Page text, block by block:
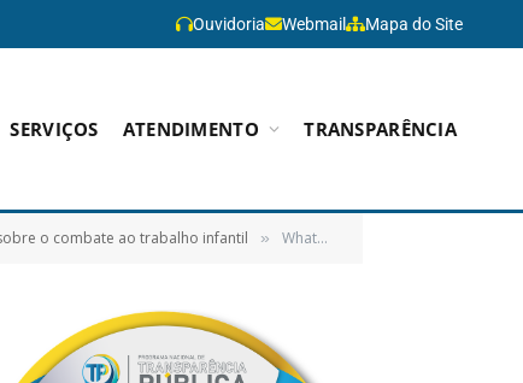
Ouvidoria Webmail Mapa do Site
SERVIÇOS ATENDIMENTO TRANSPARÊNCIA
o combate ao trabalho infantil » WhatsApp Image 2026-06-23 at 09.25.23